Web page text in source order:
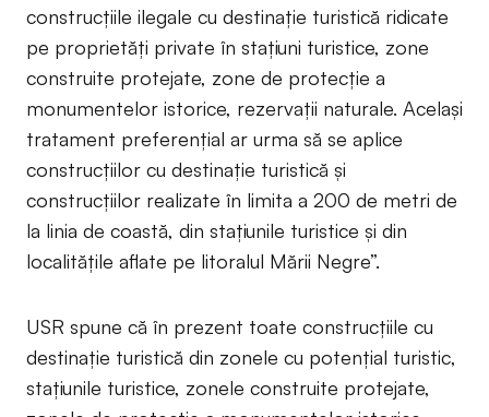
construcţiile ilegale cu destinaţie turistică ridicate
pe proprietăţi private în staţiuni turistice, zone
construite protejate, zone de protecţie a
monumentelor istorice, rezervaţii naturale. Acelaşi
tratament preferenţial ar urma să se aplice
construcţiilor cu destinaţie turistică şi
construcţiilor realizate în limita a 200 de metri de
la linia de coastă, din staţiunile turistice şi din
localităţile aflate pe litoralul Mării Negre”.
USR spune că în prezent toate construcţiile cu
destinaţie turistică din zonele cu potenţial turistic,
staţiunile turistice, zonele construite protejate,